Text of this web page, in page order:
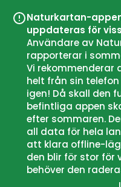
Naturkartan-
uppdateras för
Användare av
rapporterar i
Vi rekommenderar
helt från sin
igen! Då skall den
befintliga appen
efter sommaren.
all data för hela
att klara offline-
den blir för stor för
behöver den